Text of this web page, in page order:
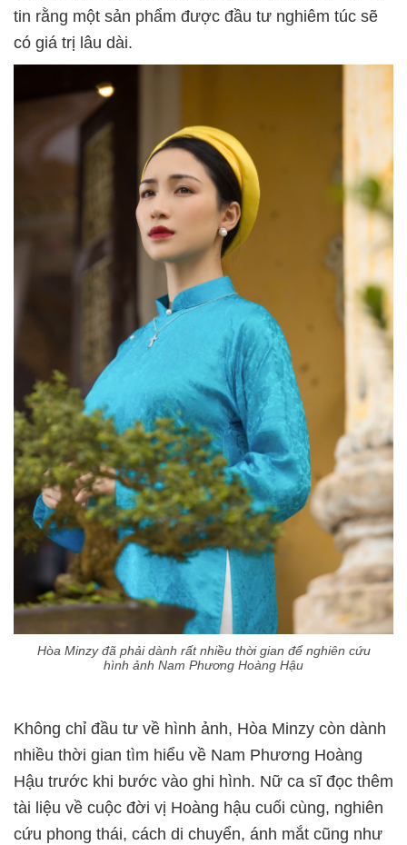
tin rằng một sản phẩm được đầu tư nghiêm túc sẽ
có giá trị lâu dài.
Hòa Minzy đã phải dành rất nhiều thời gian để nghiên cứu
hình ảnh Nam Phương Hoàng Hậu
Không chỉ đầu tư về hình ảnh, Hòa Minzy còn dành
nhiều thời gian tìm hiểu về Nam Phương Hoàng
Hậu trước khi bước vào ghi hình. Nữ ca sĩ đọc thêm
tài liệu về cuộc đời vị Hoàng hậu cuối cùng, nghiên
cứu phong thái, cách di chuyển, ánh mắt cũng như